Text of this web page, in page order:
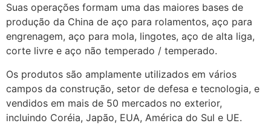
Suas operações formam uma das maiores bases de
produção da China de aço para rolamentos, aço para
engrenagem, aço para mola, lingotes, aço de alta liga,
corte livre e aço não temperado / temperado.
Os produtos são amplamente utilizados em vários
campos da construção, setor de defesa e tecnologia, e
vendidos em mais de 50 mercados no exterior,
incluindo Coréia, Japão, EUA, América do Sul e UE.